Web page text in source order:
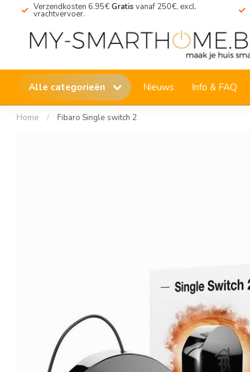
Verzendkosten 6.95€ Gratis vanaf 250€, excl.
vrachtvervoer.
Alle categorieën Nieuws Info & FAQ
Home / Fibaro Single switch 2